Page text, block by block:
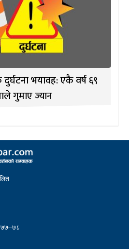
भयावह: एकै वर्ष ६९
गुमाए ज्यान